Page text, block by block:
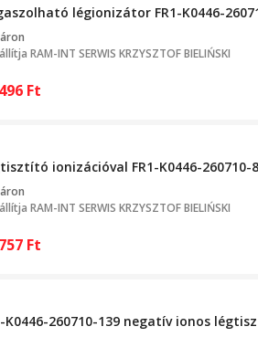
légionizátor FR1-K0446-
RAM-INT SERWIS KRZYSZTOF BIELIŃSKI
Ft
ionizációval FR1-K0446-
RAM-INT SERWIS KRZYSZTOF BIELIŃSKI
Ft
K0446-260710-139 negatív ionos